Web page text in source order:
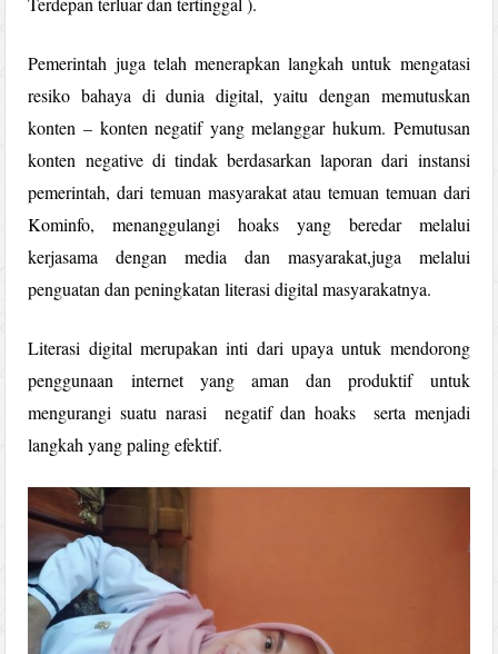
Pemerintah juga telah menerapkan langkah untuk mengatasi
resiko bahaya di dunia digital, yaitu dengan memutuskan
konten – konten negatif yang melanggar hukum. Pemutusan
konten negative di tindak berdasarkan laporan dari instansi
pemerintah, dari temuan masyarakat atau temuan temuan dari
Kominfo, menanggulangi hoaks yang beredar melalui
kerjasama dengan media dan masyarakat,juga melalui
penguatan dan peningkatan literasi digital masyarakatnya.
Literasi digital merupakan inti dari upaya untuk mendorong
penggunaan internet yang aman dan produktif untuk
mengurangi suatu narasi negatif dan hoaks serta menjadi
langkah yang paling efektif.